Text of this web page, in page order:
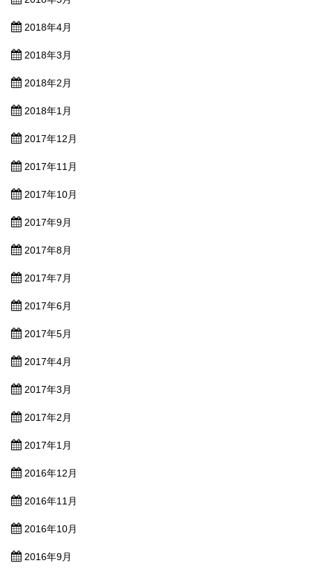
2018年4月
2018年3月
2018年2月
2018年1月
2017年12月
2017年11月
2017年10月
2017年9月
2017年8月
2017年7月
2017年6月
2017年5月
2017年4月
2017年3月
2017年2月
2017年1月
2016年12月
2016年11月
2016年10月
2016年9月